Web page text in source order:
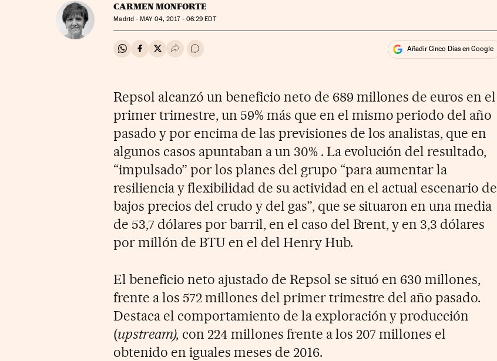
CARMEN MONFORTE
Madrid -MAY04, 2017 - 06:29 EDT
Compartir en Whatsapp
Compartir en Facebook
Compartir en Twitter
Desplegar Redes Sociales
Ir a los comentarios Añadir Cinco Días en Google
Repsol alcanzó un beneficio neto de 689 millones de euros en el
primer trimestre, un 59% más que en el mismo periodo del año
pasado y por encima de las previsiones de los analistas, que en
algunos casos apuntaban a un 30% . La evolución del resultado,
“impulsado” por los planes del grupo “para aumentar la
resiliencia y flexibilidad de su actividad en el actual escenario de
bajos precios del crudo y del gas”, que se situaron en una media
de 53,7 dólares por barril, en el caso del Brent, y en 3,3 dólares
por millón de BTU en el del Henry Hub.
El beneficio neto ajustado de Repsol se situó en 630 millones,
frente a los 572 millones del primer trimestre del año pasado.
Destaca el comportamiento de la exploración y producción
(upstream), con 224 millones frente a los 207 millones el
obtenido en iguales meses de 2016.